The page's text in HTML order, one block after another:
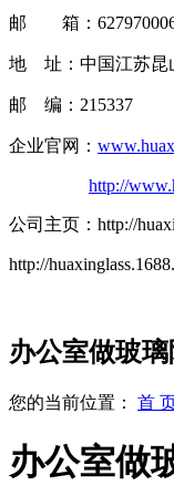
邮 箱：
地 址：中国江苏昆
邮 编：215337
企业官网：
http://
公司主页：http://
http://
办公室做玻
您的当前位置： 首
办公室做